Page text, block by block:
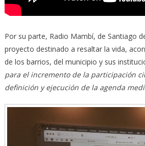
Por su parte, Radio Mambí, de Santiago
proyecto destinado a resaltar la vida,
de los barrios, del municipio y sus
para el incremento de la participación
definición y ejecución de la agenda